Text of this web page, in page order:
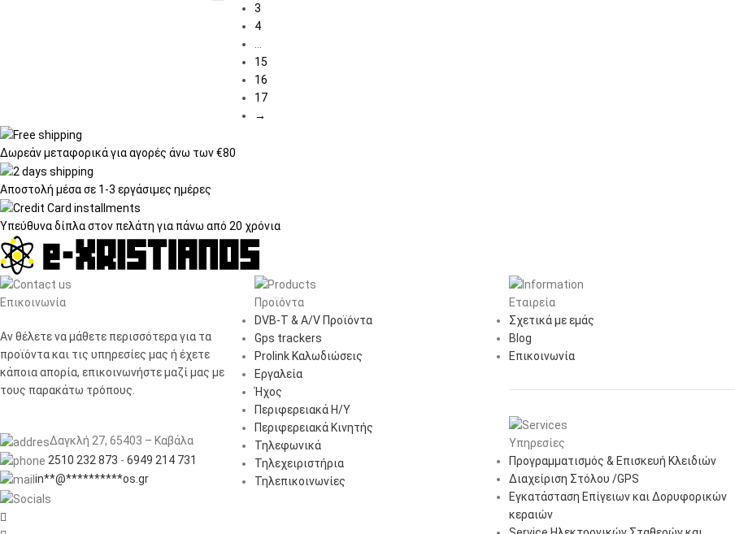
3
4
…
15
16
17
→
Δωρεάν μεταφορικάγια αγορές άνω των €80
Αποστολή μέσα σε 1-3 εργάσιμες ημέρες
Υπεύθυνα δίπλα στον πελάτη για πάνω από 20 χρόνια
Επικοινωνία
Αν θέλετε να μάθετε περισσότερα για τα
προϊόντα και τις υπηρεσίες μας ή έχετε
κάποια απορία, επικοινωνήστε μαζί μας με
τους παρακάτω τρόπους.
Δαγκλή 27, 65403 – Καβάλα
2510 232 873 - 6949 214 731
in**@**********os.gr

Προϊόντα
DVB-T & A/V Προϊόντα
Gps trackers
Prolink Καλωδιώσεις
Εργαλεία
Ήχος
Περιφερειακά Η/Υ
Περιφερειακά Κινητής
Τηλεφωνικά
Τηλεχειριστήρια
Τηλεπικοινωνίες
Εταιρεία
Σχετικά με εμάς
Blog
Επικοινωνία
Υπηρεσίες
Προγραμματισμός & Επισκευή Κλειδιών
Διαχείριση Στόλου /GPS
Εγκατάσταση Επίγειων και Δορυφορικών
κεραιών